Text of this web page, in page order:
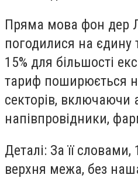
Пряма мова фон дер
погодилися на єдину
15% для більшості
тариф поширюється
секторів, включаючи
напівпровідники,
Деталі: За її словами,
верхня межа, без